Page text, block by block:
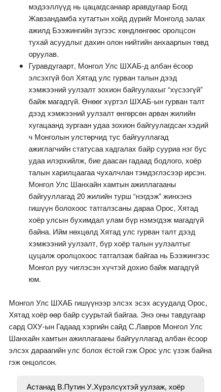
мэдээллүүд нь цацагдсанаар аравдугаар Богд
Жавзандамба хутагтын хойд дүрийг Монголд залах
ажилд Бээжингийн зүгээс хөндлөнгөөс оролцсон
тухай асуудлыг дахин олон нийтийн анхаарлын төвд
оруулав.
Гуравдугаарт, Монгол Улс ШХАБ-д албан ёсоор
элсэхгүй бол Хятад улс гурван талын дээд
хэмжээний уулзалт зохион байгуулахыг “хүсээгүй”
байж магадгүй. Өнөөг хүртэл ШХАБ-ын гурван талт
дээд хэмжээний уулзалт өнгөрсөн арван жилийн
хугацаанд зургаан удаа зохион байгуулагдсан хэдий
ч Монголын улстөрчид тус байгууллагад
ажиглагчийн статусаа хадгалах байр сууриа нэг бус
удаа илэрхийлж, бие даасан гадаад бодлого, хоёр
талын харилцаагаа чухалчлан тэмдэглэсээр ирсэн.
Монгол Улс Шанхайн хамтын ажиллагааны
байгууллагад 20 жилийн турш “нэгдэж” жинхэнэ
гишүүн болохоос татгалзсаны дараа Орос, Хятад
хоёр улсын бухимдал улам бүр нэмэгдэж магадгүй
байна. Ийм нөхцөлд Хятад улс гурван талт дээд
хэмжээний уулзалт, бүр хоёр талын уулзалтыг
цуцалж оролцохоос татгалзаж байгаа нь Бээжингээс
Монгол руу чиглэсэн хүчтэй дохио байж магадгүй
юм.
Монгол Улс ШХАБ гишүүнээр элсэх эсэх асуудалд Орос,
Хятад хоёр өөр байр суурьтай байгаа. Энэ оны тавдугаар
сард ОХУ-ын Гадаад хэргийн сайд С.Лавров Монгол Улс
Шанхайн хамтын ажиллагааны байгууллагад албан ёсоор
элсэх дараагийн улс болох ёстой гэж Орос улс үзэж байна
гэж онцолсон.
Астанад В.Путин У.Хүрэлсүхтэй уулзаж, хоёр